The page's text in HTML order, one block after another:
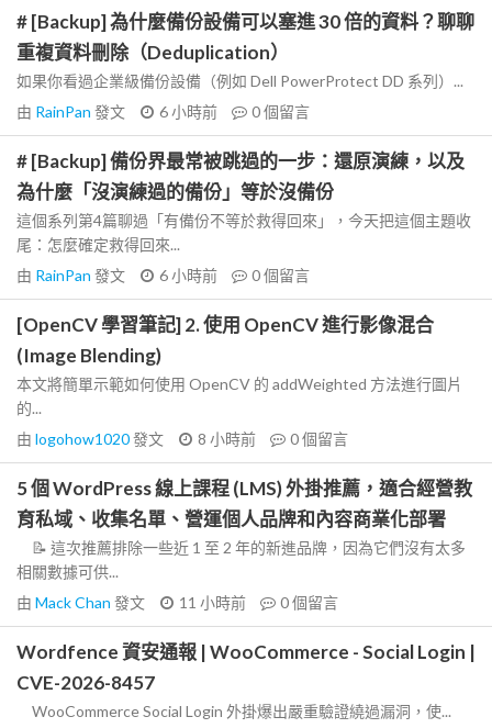
# [Backup] 為什麼備份設備可以塞進 30 倍的資料？聊聊
重複資料刪除（Deduplication）
如果你看過企業級備份設備（例如 Dell PowerProtect DD 系列）...
由 RainPan 發文 6 小時前 0個留言
# [Backup] 備份界最常被跳過的一步：還原演練，以及
為什麼「沒演練過的備份」等於沒備份
這個系列第4篇聊過「有備份不等於救得回來」，今天把這個主題收
尾：怎麼確定救得回來...
由 RainPan 發文 6 小時前 0個留言
[OpenCV 學習筆記] 2. 使用 OpenCV 進行影像混合
(Image Blending)
本文將簡單示範如何使用 OpenCV 的 addWeighted 方法進行圖片
的...
由 logohow1020發文 8 小時前 0個留言
5 個 WordPress 線上課程 (LMS) 外掛推薦，適合經營教
育私域、收集名單、營運個人品牌和內容商業化部署
📝 這次推薦排除一些近 1 至 2 年的新進品牌，因為它們沒有太多
相關數據可供...
由 Mack Chan 發文 11 小時前 0個留言
Wordfence 資安通報 | WooCommerce - Social Login |
CVE-2026-8457
WooCommerce Social Login 外掛爆出嚴重驗證繞過漏洞，使...